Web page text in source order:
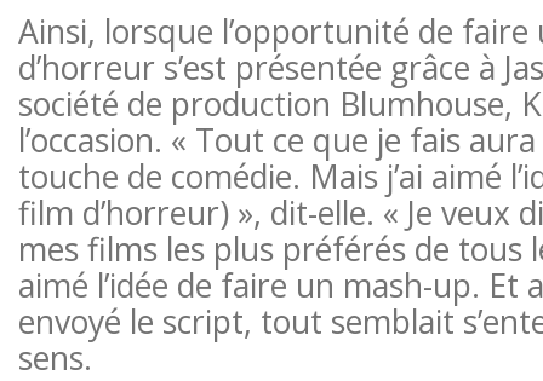
Ainsi, lorsque l’opportunité de faire
d’horreur s’est présentée grâce à
société de production Blumhouse,
l’occasion. « Tout ce que je fais
touche de comédie. Mais j’ai aimé
film d’horreur) », dit-elle. « Je veux
mes films les plus préférés de tous
aimé l’idée de faire un mash-up. Et
envoyé le script, tout semblait
sens.